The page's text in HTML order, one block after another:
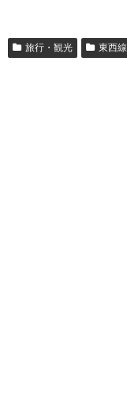
旅行・観光 東西線